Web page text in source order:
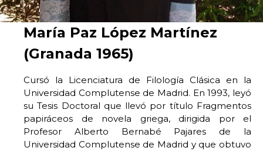
María Paz López Martínez
(Granada 1965)
Cursó la Licenciatura de Filología Clásica en la
Universidad Complutense de Madrid. En 1993, leyó
su Tesis Doctoral que llevó por título Fragmentos
papiráceos de novela griega, dirigida por el
Profesor Alberto Bernabé Pajares de la
Universidad Complutense de Madrid y que obtuvo